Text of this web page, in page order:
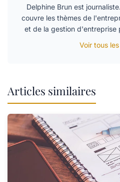
Delphine Brun est
couvre les thèmes de
et de la gestion d'entreprise
Voir tous
Articles similaires